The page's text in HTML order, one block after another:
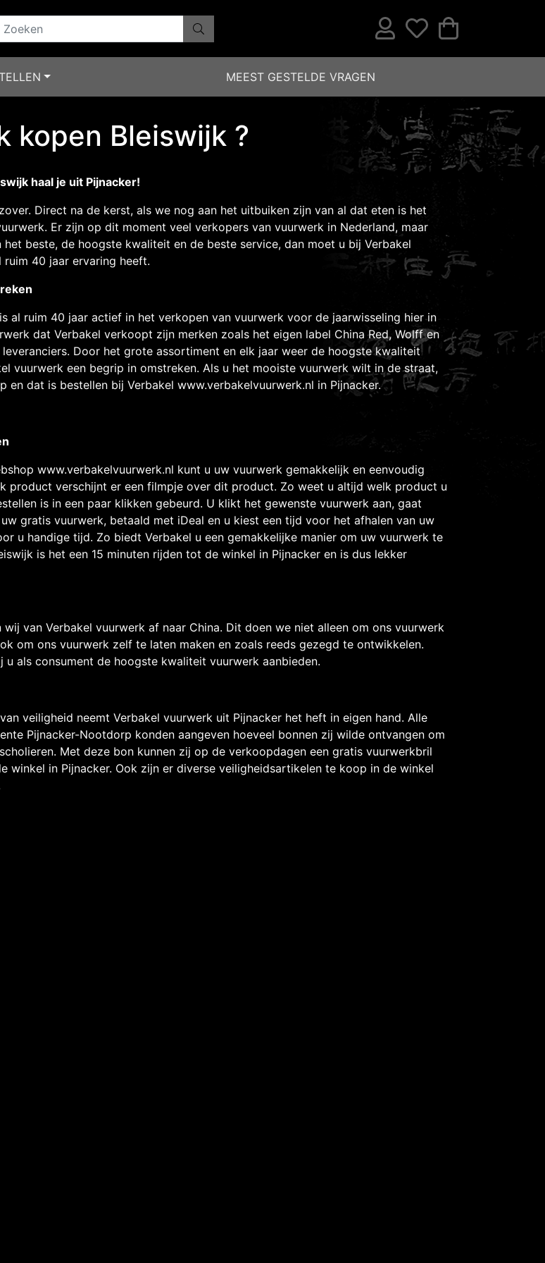
MEEST GESTELDE VRAGEN
kopen Bleiswijk ?
haal je uit Pijnacker!
Direct na de kerst, als we nog aan het uitbuiken zijn van al dat eten is het
Er zijn op dit moment veel verkopers van vuurwerk in Nederland, maar
beste, de hoogste kwaliteit en de beste service, dan moet u bij Verbakel
40 jaar ervaring heeft.
al ruim 40 jaar actief in het verkopen van vuurwerk voor de jaarwisseling hier in
dat Verbakel verkoopt zijn merken zoals het eigen label China Red, Wolff en
Door het grote assortiment en elk jaar weer de hoogste kwaliteit
vuurwerk een begrip in omstreken. Als u het mooiste vuurwerk wilt in de straat,
en dat is bestellen bij Verbakel www.verbakelvuurwerk.nl in Pijnacker.
www.verbakelvuurwerk.nl kunt u uw vuurwerk gemakkelijk en eenvoudig
product verschijnt er een filmpje over dit product. Zo weet u altijd welk product u
is in een paar klikken gebeurd. U klikt het gewenste vuurwerk aan, gaat
gratis vuurwerk, betaald met iDeal en u kiest een tijd voor het afhalen van uw
u handige tijd. Zo biedt Verbakel u een gemakkelijke manier om uw vuurwerk te
is het een 15 minuten rijden tot de winkel in Pijnacker en is dus lekker
wij van Verbakel vuurwerk af naar China. Dit doen we niet alleen om ons vuurwerk
om ons vuurwerk zelf te laten maken en zoals reeds gezegd te ontwikkelen.
u als consument de hoogste kwaliteit vuurwerk aanbieden.
veiligheid neemt Verbakel vuurwerk uit Pijnacker het heft in eigen hand. Alle
Pijnacker-Nootdorp konden aangeven hoeveel bonnen zij wilde ontvangen om
Met deze bon kunnen zij op de verkoopdagen een gratis vuurwerkbril
winkel in Pijnacker. Ook zijn er diverse veiligheidsartikelen te koop in de winkel